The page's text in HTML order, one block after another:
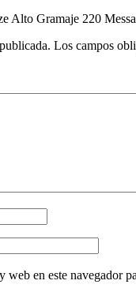
Alto Gramaje 220
Los campos
en este navegador